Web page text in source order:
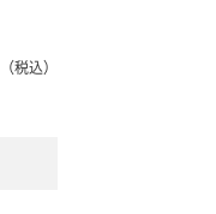
（税込）